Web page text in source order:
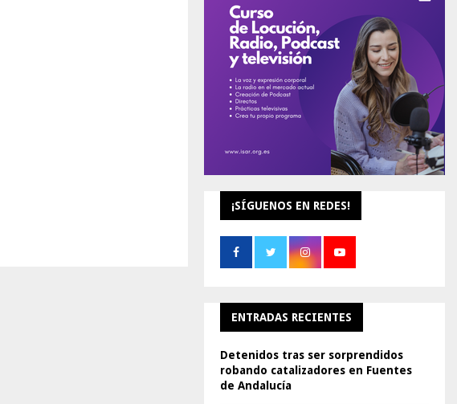
C
H
¡SÍGUENOS EN REDES!
ENTRADAS RECIENTES
Detenidos tras ser sorprendidos
robando catalizadores en Fuentes
de Andalucía